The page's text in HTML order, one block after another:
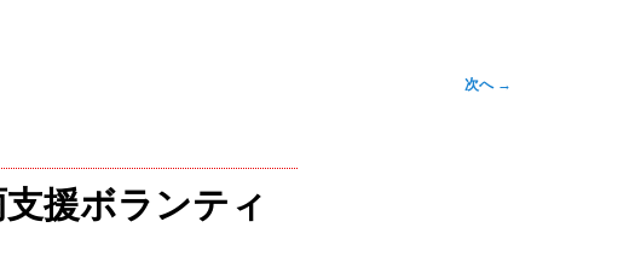
次へ →
援ボランティ